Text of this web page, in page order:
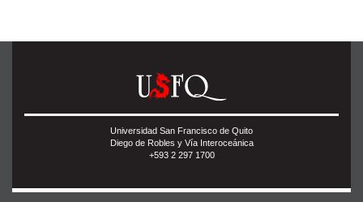
Universidad San Francisco de Quito
Diego de Robles y Vía Interoceánica
+593 2 297 1700